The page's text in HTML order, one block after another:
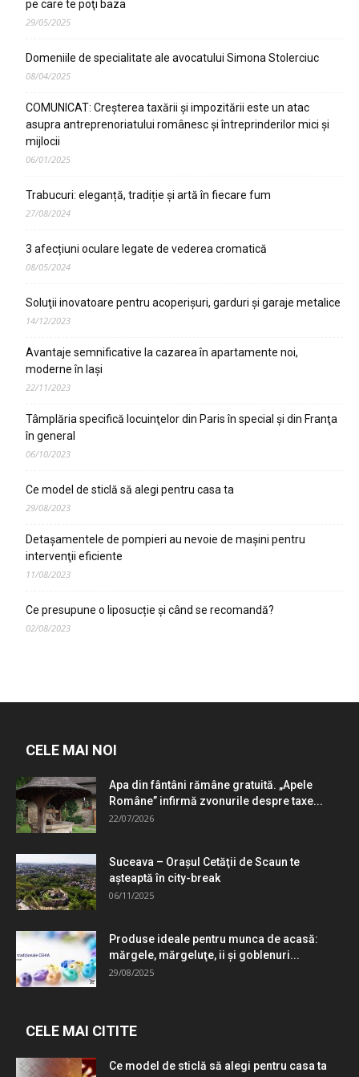
pe care te poţi baza
29/05/2025
Domeniile de specialitate ale avocatului Simona Stolerciuc
08/04/2025
COMUNICAT: Creșterea taxării și impozitării este un atac
asupra antreprenoriatului românesc și întreprinderilor mici și
mijlocii
06/01/2025
Trabucuri: eleganță, tradiție și artă în fiecare fum
27/08/2024
3 afecțiuni oculare legate de vederea cromatică
08/05/2024
Soluţii inovatoare pentru acoperişuri, garduri şi garaje metalice
14/12/2023
Avantaje semnificative la cazarea în apartamente noi,
moderne în Iaşi
22/11/2023
Tâmplăria specifică locuinţelor din Paris în special şi din Franţa
în general
06/10/2023
Ce model de sticlă să alegi pentru casa ta
29/08/2023
Detaşamentele de pompieri au nevoie de maşini pentru
intervenţii eficiente
11/08/2023
Ce presupune o liposucție și când se recomandă?
02/08/2023
CELE MAI NOI
Apa din fântâni rămâne gratuită. „Apele
Române” infirmă zvonurile despre taxe...
22/07/2026
Suceava – Oraşul Cetăţii de Scaun te
aşteaptă în city-break
06/11/2025
Produse ideale pentru munca de acasă:
mărgele, mărgeluţe, ii şi goblenuri...
29/08/2025
CELE MAI CITITE
Ce model de sticlă să alegi pentru casa ta